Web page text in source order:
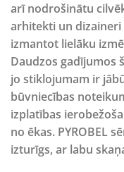
arī nodrošinātu
arhitekti un dizaineri
izmantot lielāku
Daudzos gadījumos
jo stiklojumam ir
būvniecības
izplatības
no ēkas. PYROBEL
izturīgs, ar labu